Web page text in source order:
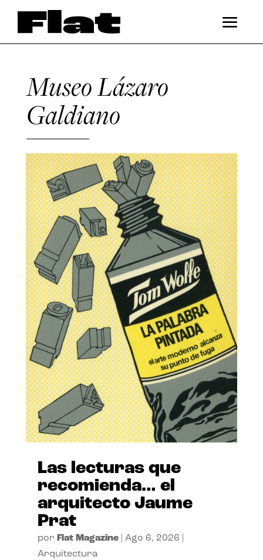
Museo Lázaro
Galdiano
Las lecturas que
recomienda… el
arquitecto Jaume
Prat
por Flat Magazine| Ago 6, 2026
Arquitectura